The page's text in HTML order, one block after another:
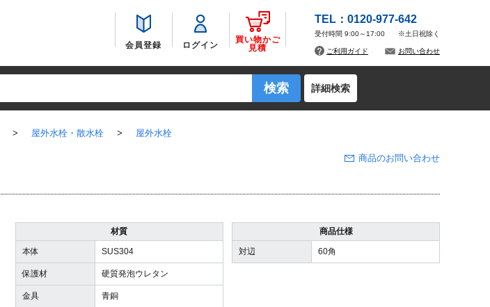
詳細検索
会員登録 ログイン
買い物かご
見積
TEL：0120-977-642
受付時間 9:00～17:00 ※土日祝除く
ご利用ガイド お問い合わせ
> 屋外水栓・散水栓 > 屋外水栓
商品のお問い合わせ
材質
本体 SUS304
保護材 硬質発泡ウレタン
金具 青銅
商品仕様
対辺 60角